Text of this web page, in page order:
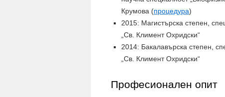
Крумова (процедура)
2015: Магистърска степен,
„Св. Климент Охридски“
2014: Бакалавърска степен,
„Св. Климент Охридски“
Професионален опит